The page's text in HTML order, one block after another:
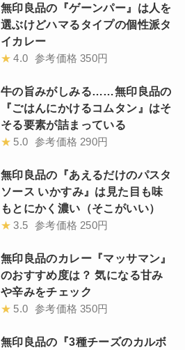
無印良品の『ゲーンパー』は人を
選ぶけどハマるタイプの個性派タ
イカレー
★ 4.0 参考価格 350円
牛の旨みがしみる……無印良品の
『ごはんにかけるコムタン』はそ
そる要素が詰まっている
★ 5.0 参考価格 290円
無印良品の『あえるだけのパスタ
ソース いかすみ』は見た目も味
もとにかく濃い（そこがいい）
★ 3.5 参考価格 250円
無印良品のカレー『マッサマン』
のおすすめ度は？ 気になる甘み
や辛みをチェック
★ 5.0 参考価格 350円
無印良品の『3種チーズのカルボ